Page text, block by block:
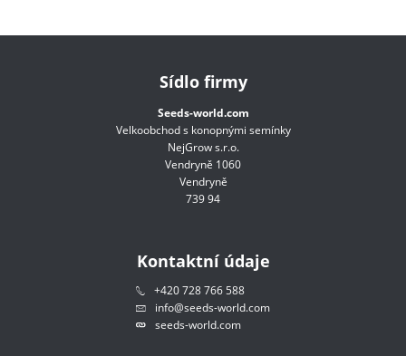
Sídlo firmy
Seeds-world.com
Velkoobchod s konopnými semínky
NejGrow s.r.o.
Vendryně 1060
Vendryně
739 94
Kontaktní údaje
+420 728 766 588
info@seeds-world.com
seeds-world.com